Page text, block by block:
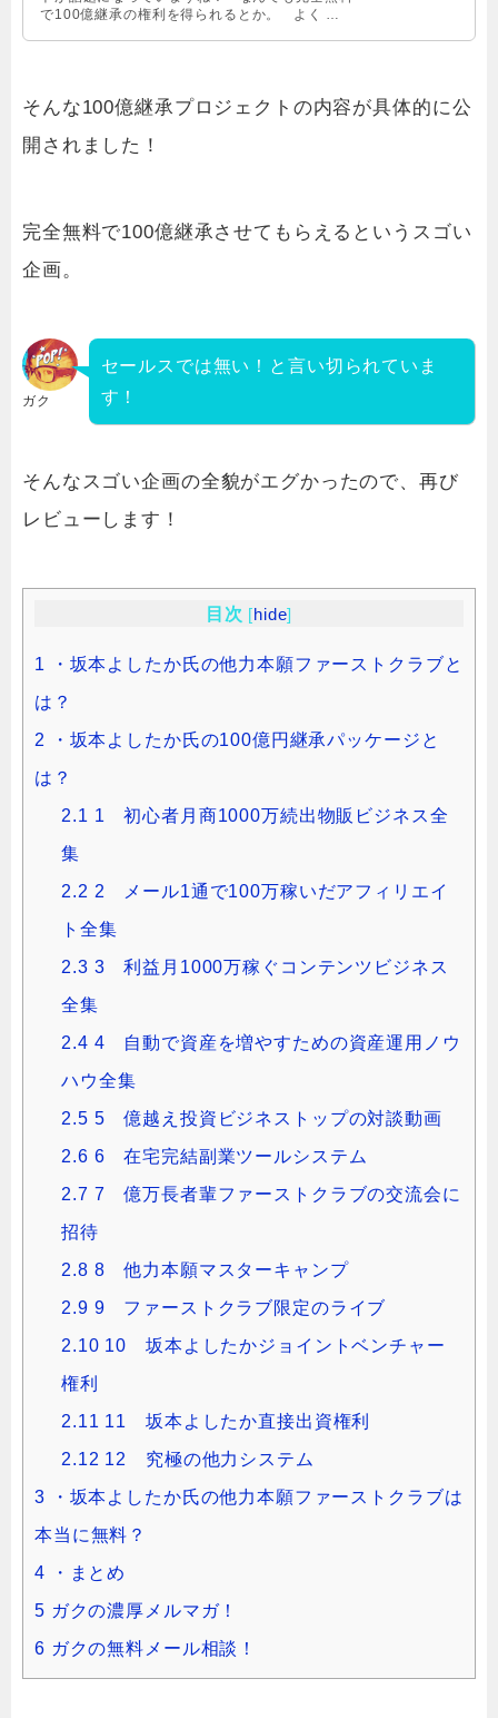
で100億継承の権利を得られるとか。 よく …
そんな100億継承プロジェクトの内容が具体的に公
開されました！
完全無料で100億継承させてもらえるというスゴい
企画。
ガク
セールスでは無い！と言い切られていま
す！
そんなスゴい企画の全貌がエグかったので、再び
レビューします！
目次 [hide]
1
・坂本よしたか氏の他力本願ファーストクラブと
は？
2
・坂本よしたか氏の100億円継承パッケージと
は？
2.1 1 初心者月商1000万続出物販ビジネス全
集
2.2 2 メール1通で100万稼いだアフィリエイ
ト全集
2.3 3 利益月1000万稼ぐコンテンツビジネス
全集
2.4 4 自動で資産を増やすための資産運用ノウ
ハウ全集
2.5 5 億越え投資ビジネストップの対談動画
2.6 6 在宅完結副業ツールシステム
2.7 7 億万長者輩ファーストクラブの交流会に
招待
2.8 8 他力本願マスターキャンプ
2.9 9 ファーストクラブ限定のライブ
2.10 10 坂本よしたかジョイントベンチャー
権利
2.11 11 坂本よしたか直接出資権利
2.12 12 究極の他力システム
3 ・坂本よしたか氏の他力本願ファーストクラブは
本当に無料？
4 ・まとめ
5 ガクの濃厚メルマガ！
6 ガクの無料メール相談！